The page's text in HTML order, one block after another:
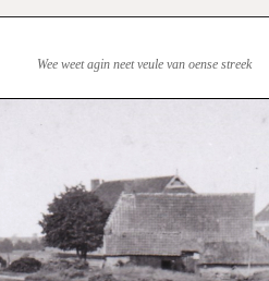
Wee weet agin neet veule van oense streek